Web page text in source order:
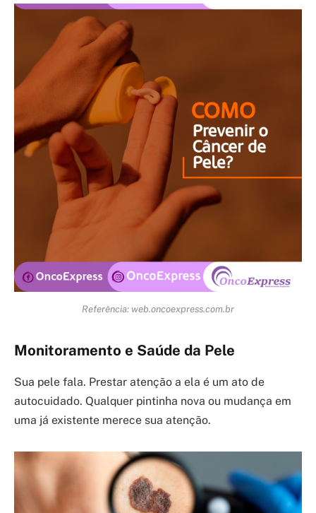
Referência: web.oncoexpress.com.br
Monitoramento e Saúde da Pele
Sua pele fala. Prestar atenção a ela é um ato de
autocuidado. Qualquer pintinha nova ou mudança em
uma já existente merece sua atenção.